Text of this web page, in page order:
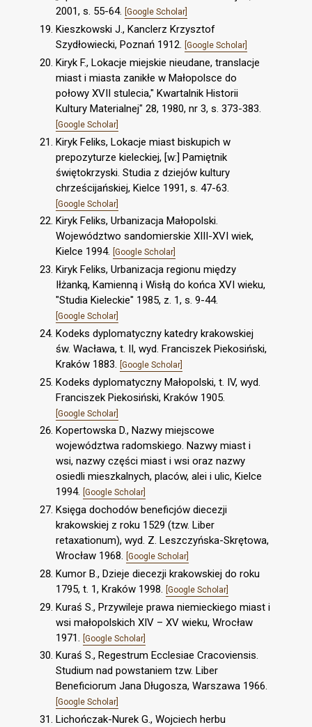
2001, s. 55-64. [Google Scholar]
Kieszkowski J., Kanclerz Krzysztof
Szydłowiecki, Poznań 1912. [Google Scholar]
Kiryk F., Lokacje miejskie nieudane, translacje
miast i miasta zanikłe w Małopolsce do
połowy XVII stulecia," Kwartalnik Historii
Kultury Materialnej" 28, 1980, nr 3, s. 373-383.
[Google Scholar]
Kiryk Feliks, Lokacje miast biskupich w
prepozyturze kieleckiej, [w:] Pamiętnik
świętokrzyski. Studia z dziejów kultury
chrześcijańskiej, Kielce 1991, s. 47-63.
[Google Scholar]
Kiryk Feliks, Urbanizacja Małopolski.
Województwo sandomierskie XIII-XVI wiek,
Kielce 1994. [Google Scholar]
Kiryk Feliks, Urbanizacja regionu między
Iłżanką, Kamienną i Wisłą do końca XVI wieku,
"Studia Kieleckie" 1985, z. 1, s. 9-44.
[Google Scholar]
Kodeks dyplomatyczny katedry krakowskiej
św. Wacława, t. II, wyd. Franciszek Piekosiński,
Kraków 1883. [Google Scholar]
Kodeks dyplomatyczny Małopolski, t. IV, wyd.
Franciszek Piekosiński, Kraków 1905.
[Google Scholar]
Kopertowska D., Nazwy miejscowe
województwa radomskiego. Nazwy miast i
wsi, nazwy części miast i wsi oraz nazwy
osiedli mieszkalnych, placów, alei i ulic, Kielce
1994. [Google Scholar]
Księga dochodów beneficjów diecezji
krakowskiej z roku 1529 (tzw. Liber
retaxationum), wyd. Z. Leszczyńska-Skrętowa,
Wrocław 1968. [Google Scholar]
Kumor B., Dzieje diecezji krakowskiej do roku
1795, t. 1, Kraków 1998. [Google Scholar]
Kuraś S., Przywileje prawa niemieckiego miast i
wsi małopolskich XIV – XV wieku, Wrocław
1971.
[Google Scholar]
Kuraś S., Regestrum Ecclesiae Cracoviensis.
Studium nad powstaniem tzw. Liber
Beneficiorum Jana Długosza, Warszawa 1966.
[Google Scholar]
Lichończak-Nurek G., Wojciech herbu